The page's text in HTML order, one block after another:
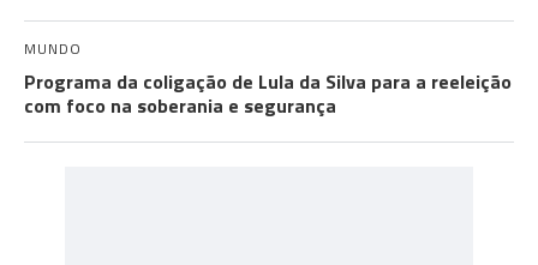
MUNDO
Programa da coligação de Lula da Silva para a reeleição
com foco na soberania e segurança